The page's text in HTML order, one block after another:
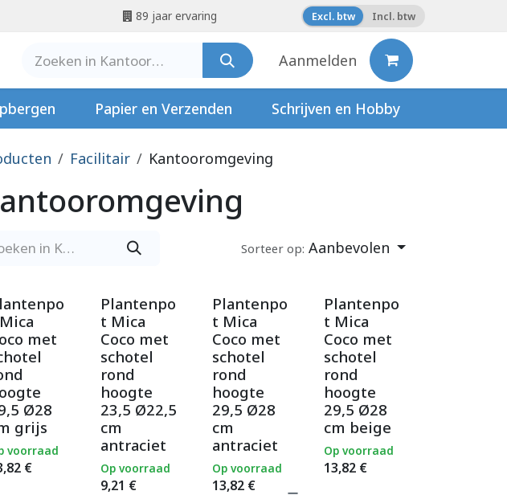
89 jaar ervaring Excl. btw Incl. btw
Aanmelden
Papier en Verzenden Schrijven en Hobby
Facilitair Kantooromgeving
Sorteer op: Aanbevolen
met
Ø28
grijs
€
voorraad
Plantenpo
t Mica
Coco met
schotel
rond
hoogte
23,5 Ø22,5
cm
antraciet
9,21 €
Op voorraad
Plantenpo
t Mica
Coco met
schotel
rond
hoogte
29,5 Ø28
cm
antraciet
13,82€
Op voorraad
Plantenpo
t Mica
Coco met
schotel
rond
hoogte
29,5 Ø28
cm beige
13,82€
Op voorraad